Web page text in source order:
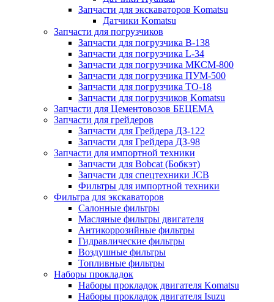
Запчасти для экскаваторов Komatsu
Датчики Komatsu
Запчасти для погрузчиков
Запчасти для погрузчика B-138
Запчасти для погрузчика L-34
Запчасти для погрузчика МКСМ-800
Запчасти для погрузчика ПУМ-500
Запчасти для погрузчика ТО-18
Запчасти для погрузчиков Komatsu
Запчасти для Цементовозов БЕЦЕМА
Запчасти для грейдеров
Запчасти для Грейдера ДЗ-122
Запчасти для Грейдера ДЗ-98
Запчасти для импортной техники
Запчасти для Bobcat (Бобкэт)
Запчасти для спецтехники JCB
Фильтры для импортной техники
Фильтра для экскаваторов
Салонные фильтры
Масляные фильтры двигателя
Антикоррозийные фильтры
Гидравлические фильтры
Воздушные фильтры
Топливные фильтры
Наборы прокладок
Наборы прокладок двигателя Komatsu
Наборы прокладок двигателя Isuzu